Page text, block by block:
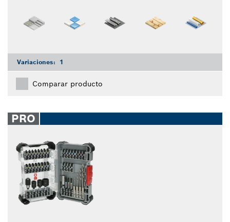
Variaciones: 1
Comparar producto
PRO